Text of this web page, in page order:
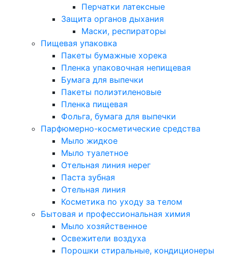
Перчатки латексные
Защита органов дыхания
Маски, респираторы
Пищевая упаковка
Пакеты бумажные хорека
Пленка упаковочная непищевая
Бумага для выпечки
Пакеты полиэтиленовые
Пленка пищевая
Фольга, бумага для выпечки
Парфюмерно-косметические средства
Мыло жидкое
Мыло туалетное
Отельная линия нерег
Паста зубная
Отельная линия
Косметика по уходу за телом
Бытовая и профессиональная химия
Мыло хозяйственное
Освежители воздуха
Порошки стиральные, кондиционеры